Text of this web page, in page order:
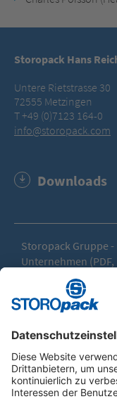
Storopack Hans
Untere Rietstrasse 30
72555 Metzingen
T +49 (0)7123 164-0
info@storopack.com
Downloads
Storopack Gruppe
Unternehmen (PDF,
Instagram